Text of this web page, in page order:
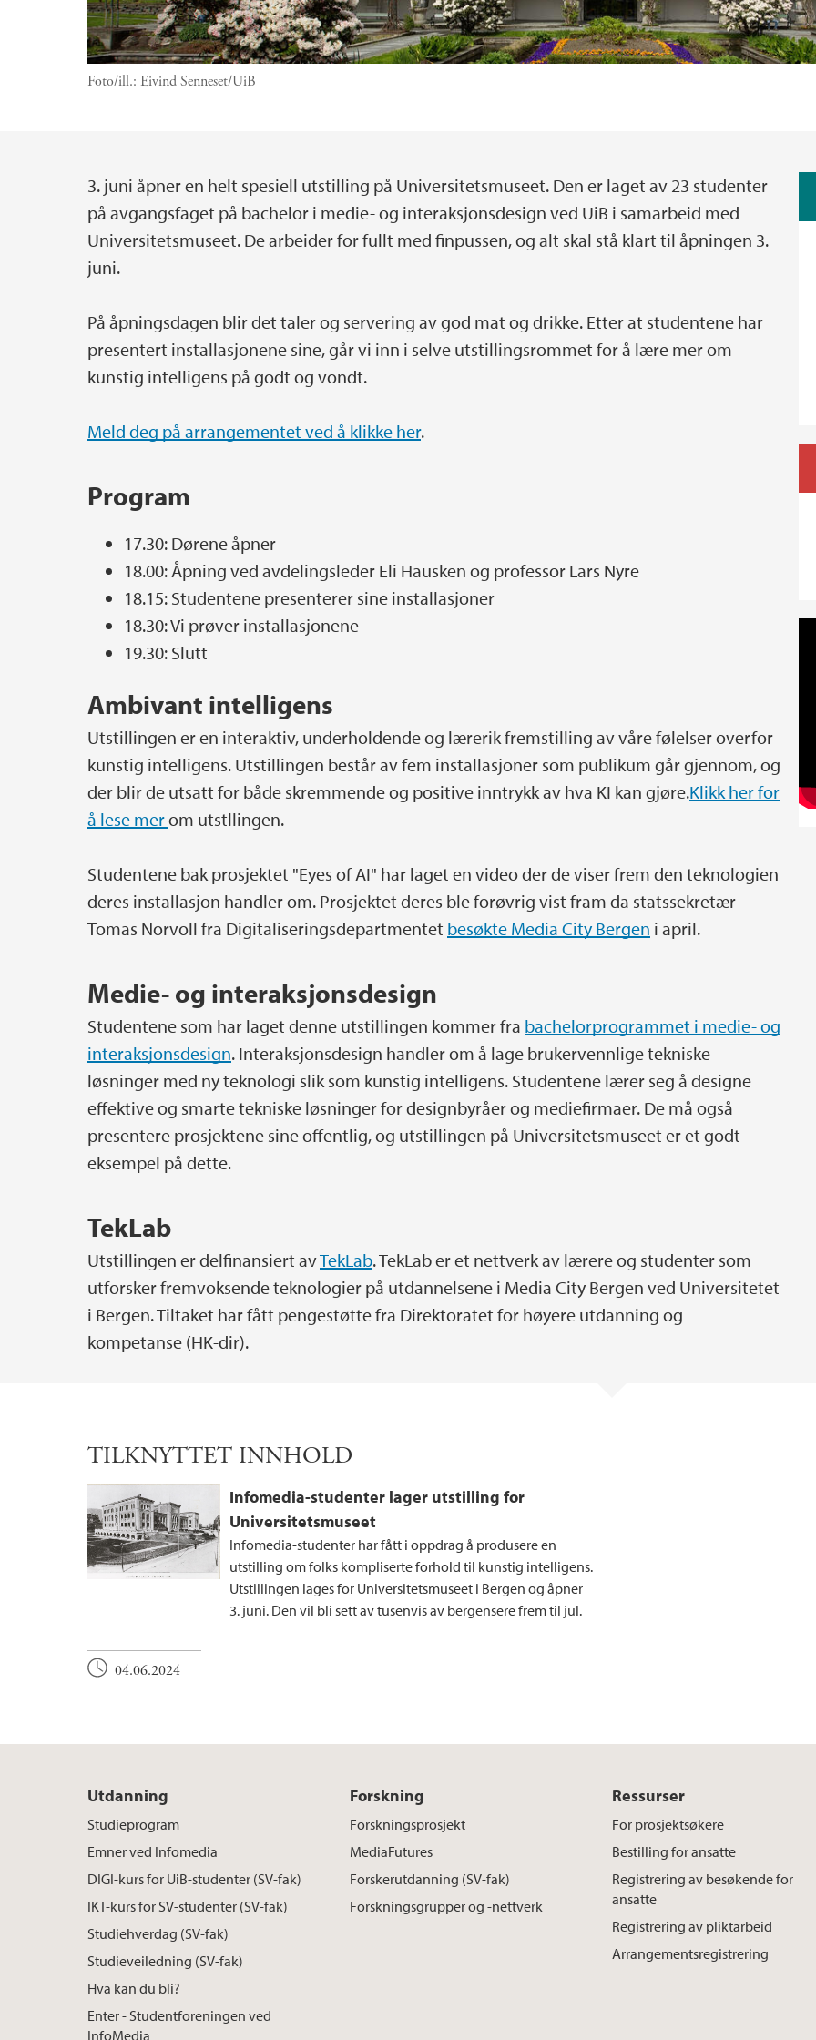
Foto/ill.: Eivind Senneset/UiB
Hovedinnhold
3. juni åpner en helt spesiell utstilling på Universitetsmuseet. Den er laget av 23 studenter
på avgangsfaget på bachelor i medie- og interaksjonsdesign ved UiB i samarbeid med
Universitetsmuseet. De arbeider for fullt med finpussen, og alt skal stå klart til åpningen 3.
juni.
På åpningsdagen blir det taler og servering av god mat og drikke. Etter at studentene har
presentert installasjonene sine, går vi inn i selve utstillingsrommet for å lære mer om
kunstig intelligens på godt og vondt.
Meld deg på arrangementet ved å klikke her.
Program
17.30: Dørene åpner
18.00: Åpning ved avdelingsleder Eli Hausken og professor Lars Nyre
18.15: Studentene presenterer sine installasjoner
18.30: Vi prøver installasjonene
19.30: Slutt
Ambivant intelligens
Utstillingen er en interaktiv, underholdende og lærerik fremstilling av våre følelser overfor
kunstig intelligens. Utstillingen består av fem installasjoner som publikum går gjennom, og
der blir de utsatt for både skremmende og positive inntrykk av hva KI kan gjøre.Klikk her for
å lese merom utstllingen.
Studentene bak prosjektet "Eyes of AI" har laget en video der de viser frem den teknologien
deres installasjon handler om. Prosjektet deres ble forøvrig vist fram da statssekretær
Tomas Norvoll fra Digitaliseringsdepartmentet besøkte Media City Bergen i april.
Medie- og interaksjonsdesign
Studentene som har laget denne utstillingen kommer fra bachelorprogrammet i medie- og
interaksjonsdesign. Interaksjonsdesign handler om å lage brukervennlige tekniske
løsninger med ny teknologi slik som kunstig intelligens. Studentene lærer seg å designe
effektive og smarte tekniske løsninger for designbyråer og mediefirmaer. De må også
presentere prosjektene sine offentlig, og utstillingen på Universitetsmuseet er et godt
eksempel på dette.
TekLab
Utstillingen er delfinansiert avTekLab. TekLab er et nettverk av lærere og studenter som
utforsker fremvoksende teknologier på utdannelsene i Media City Bergen ved Universitetet
i Bergen. Tiltaket har fått pengestøtte fra Direktoratet for høyere utdanning og
kompetanse (HK-dir).
TILKNYTTET INNHOLD
Infomedia-studenter lager utstilling for
Universitetsmuseet
Infomedia-studenter har fått i oppdrag å produsere en
utstilling om folks kompliserte forhold til kunstig intelligens.
Utstillingen lages for Universitetsmuseet i Bergen og åpner
3. juni. Den vil bli sett av tusenvis av bergensere frem til jul.
04.06.2024
Utdanning
Studieprogram
Emner ved Infomedia
DIGI-kurs for UiB-studenter (SV-fak)
IKT-kurs for SV-studenter (SV-fak)
Studiehverdag (SV-fak)
Studieveiledning (SV-fak)
Hva kan du bli?
Enter - Studentforeningen ved
InfoMedia
Forskning
Forskningsprosjekt
MediaFutures
Forskerutdanning (SV-fak)
Forskningsgrupper og -nettverk
Ressurser
For prosjektsøkere
Bestilling for ansatte
Registrering av besøkende for
ansatte
Registrering av pliktarbeid
Arrangementsregistrering